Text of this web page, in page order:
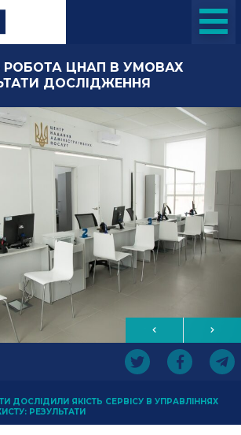
РОБОТА ЦНАП В УМОВАХ
ДОСЛІДЖЕННЯ
ДОСЛІДИЛИ ЯКІСТЬ СЕРВІСУ В УПРАВЛІННЯХ
РЕЗУЛЬТАТИ